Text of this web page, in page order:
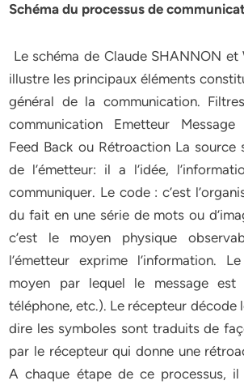
Schéma du processus de
Le schéma de Claude SHANNON et
illustre les principaux éléments
général de la communication.
communication Emetteur
Feed Back ou Rétroaction La source
de l’émetteur: il a l’idée,
communiquer. Le code : c’est
du fait en une série de mots ou
c’est le moyen physique
l’émetteur exprime l’information.
moyen par lequel le message est
téléphone, etc.). Le récepteur décode
dire les symboles sont traduits de
par le récepteur qui donne une
A chaque étape de ce processus,